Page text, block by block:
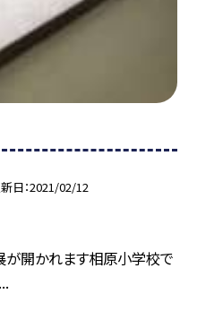
日 2021/02/12
が開かれます相原小学校で